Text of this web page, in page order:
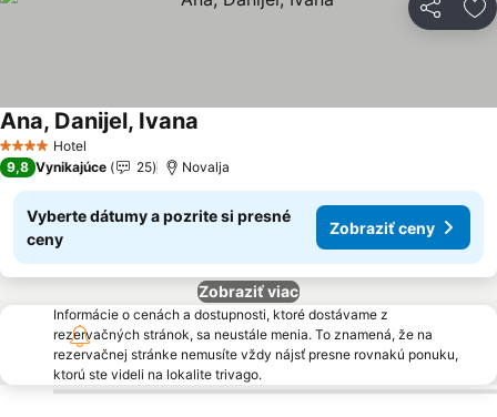
Zdieľať
4 Počet hviezdičiek
Hotel
Ana, Danijel, Ivana
9,8 Vynikajúce 25 Novalja
Vyberte dátumy a pozrite si presné
ceny
Zobraziť ceny
Zobraziť viac
Informácie o cenách a dostupnosti, ktoré dostávame z
rezervačných stránok, sa neustále menia. To znamená, že na
rezervačnej stránke nemusíte vždy nájsť presne rovnakú ponuku,
ktorú ste videli na lokalite trivago.